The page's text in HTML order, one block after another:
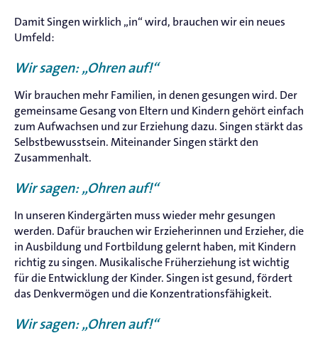
Damit Singen wirklich „in“ wird, brauchen wir ein neues
Umfeld:
Wir sagen: „Ohren auf!“
Wir brauchen mehr Familien, in denen gesungen wird. Der
gemeinsame Gesang von Eltern und Kindern gehört einfach
zum Aufwachsen und zur Erziehung dazu. Singen stärkt das
Selbstbewusstsein. Miteinander Singen stärkt den
Zusammenhalt.
Wir sagen: „Ohren auf!“
In unseren Kindergärten muss wieder mehr gesungen
werden. Dafür brauchen wir Erzieherinnen und Erzieher, die
in Ausbildung und Fortbildung gelernt haben, mit Kindern
richtig zu singen. Musikalische Früherziehung ist wichtig
für die Entwicklung der Kinder. Singen ist gesund, fördert
das Denkvermögen und die Konzentrationsfähigkeit.
Wir sagen: „Ohren auf!“